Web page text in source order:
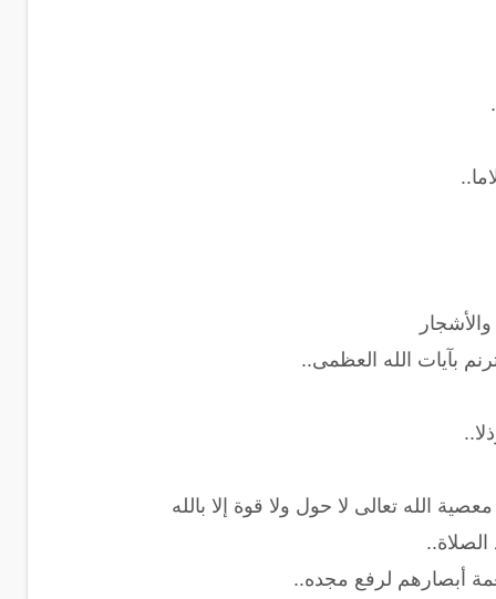
بآيات الله العظمى..
الله تعالى لا حول ولا قوة إلا بالله
الصلاة..
أبصارهم لرفع مجده..